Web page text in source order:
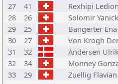
27
41 Rexhipi Ledion
28
26 Solomir Yanick
29
25 Bangerter Ena
30
27 Von Krogh
31
32 Andersen
32
34 Monney
33
29 Zuellig Flavian